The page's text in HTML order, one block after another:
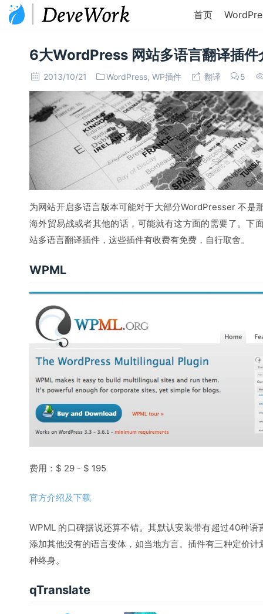
首页
6大WordPress 网站多语言翻译插件
2013/10/21 WordPress,WP插件 翻译 5
为网站开启多语言版本可能对于大部分WordPresser 不是
海外贸易战或者其他的话，可能就有这方面的需要了。下
站多语言翻译插件，这些插件有收费有免费，自行取舍。
WPML
费用：$ 29 - $ 195
官方介绍及下载
WPML 的口碑据说还算不错。其默认安装带有超过40种语
添加其他没有的语言变体，如当地方言。插件有三种定价
种终身。
qTranslate